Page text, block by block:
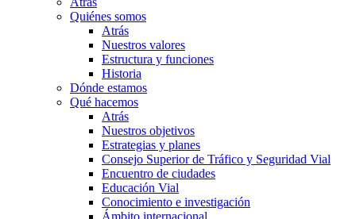
Quiénes somos
Atrás
Nuestros valores
Estructura y funciones
Historia
Dónde estamos
Qué hacemos
Atrás
Nuestros objetivos
Estrategias y planes
Consejo Superior de Tráfico y Seguridad Vial
Encuentro de ciudades
Educación Vial
Conocimiento e investigación